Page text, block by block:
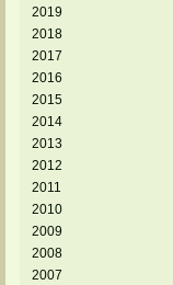
2019
2018
2017
2016
2015
2014
2013
2012
2011
2010
2009
2008
2007